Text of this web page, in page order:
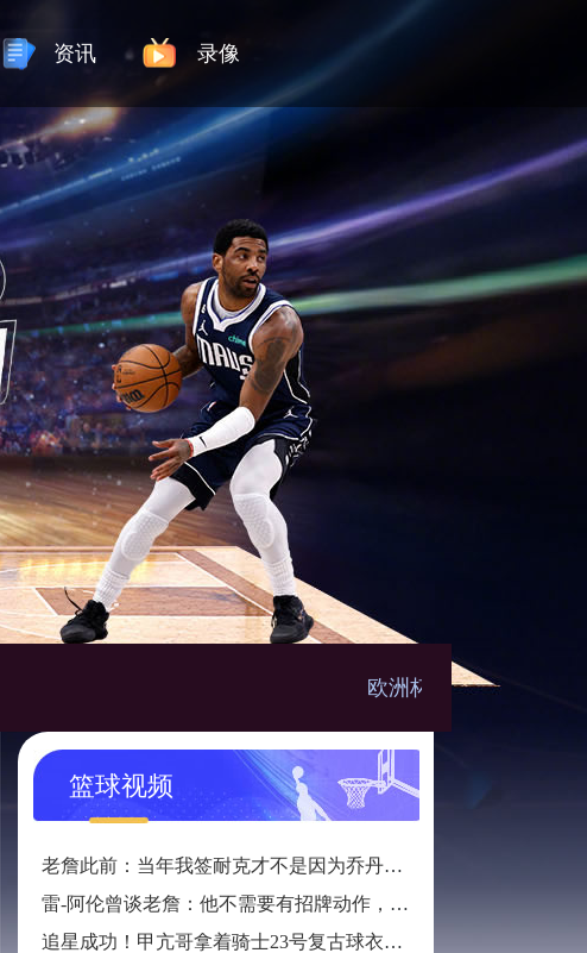
资讯 录像
欧洲杯直播
篮球视频
老詹此前：当年我签耐克才不是因为乔丹，而是7年9000万天价合同
雷-阿伦曾谈老詹：他不需要有招牌动作，直接碾压对手就行
追星成功！甲亢哥拿着骑士23号复古球衣找詹姆斯要签名